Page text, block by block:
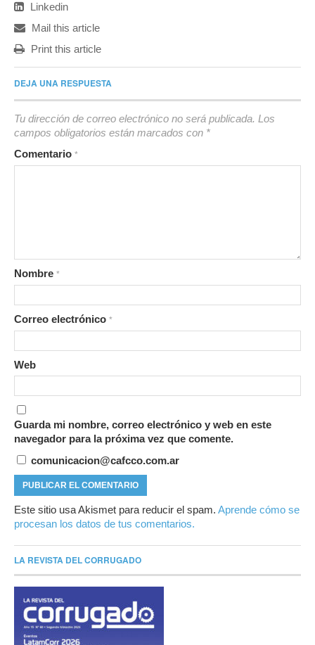
Linkedin
Mail this article
Print this article
DEJA UNA RESPUESTA
Tu dirección de correo electrónico no será publicada. Los
campos obligatorios están marcados con *
Comentario *
Nombre *
Correo electrónico *
Web
Guarda mi nombre, correo electrónico y web en este
navegador para la próxima vez que comente.
comunicacion@cafcco.com.ar
Este sitio usa Akismet para reducir el spam. Aprende cómo se
procesan los datos de tus comentarios.
LA REVISTA DEL CORRUGADO